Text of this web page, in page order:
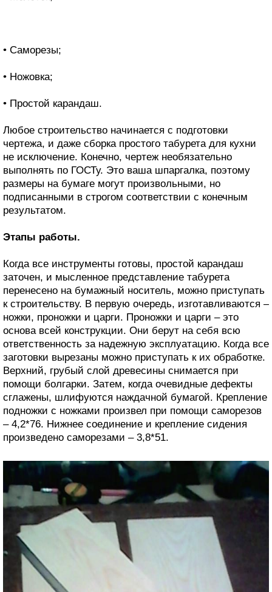
• Саморезы;
• Ножовка;
• Простой карандаш.
Любое строительство начинается с подготовки
чертежа, и даже сборка простого табурета для кухни
не исключение. Конечно, чертеж необязательно
выполнять по ГОСТу. Это ваша шпаргалка, поэтому
размеры на бумаге могут произвольными, но
подписанными в строгом соответствии с конечным
результатом.
Этапы работы.
Когда все инструменты готовы, простой карандаш
заточен, и мысленное представление табурета
перенесено на бумажный носитель, можно приступать
к строительству. В первую очередь, изготавливаются –
ножки, проножки и царги. Проножки и царги – это
основа всей конструкции. Они берут на себя всю
ответственность за надежную эксплуатацию. Когда все
заготовки вырезаны можно приступать к их обработке.
Верхний, грубый слой древесины снимается при
помощи болгарки. Затем, когда очевидные дефекты
сглажены, шлифуются наждачной бумагой. Крепление
подножки с ножками произвел при помощи саморезов
– 4,2*76. Нижнее соединение и крепление сидения
произведено саморезами – 3,8*51.